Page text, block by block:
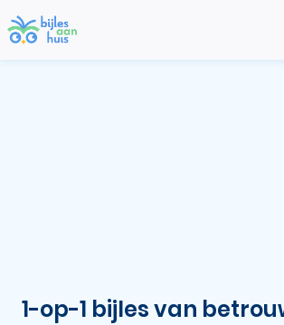
1-op-1 bijles van